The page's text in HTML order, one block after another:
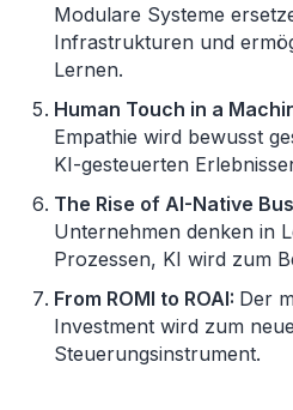
Modulare Systeme
Infrastrukturen und
Lernen.
Human Touch in a
Empathie wird bewusst
KI-gesteuerten
The Rise of AI-Native
Unternehmen denken in
Prozessen, KI wird zum
From ROMI to ROAI: Der
Investment wird zum
Steuerungsinstrument.